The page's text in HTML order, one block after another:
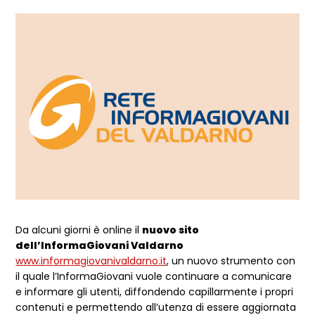
Da alcuni giorni è online il nuovo sito
dell’InformaGiovani Valdarno
www.informagiovanivaldarno.it, un nuovo strumento con
il quale l’InformaGiovani vuole continuare a comunicare
e informare gli utenti, diffondendo capillarmente i propri
contenuti e permettendo all’utenza di essere aggiornata